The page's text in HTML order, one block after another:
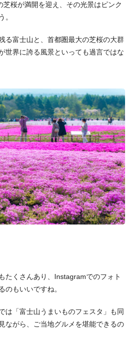
芝桜が満開を迎え、その光景はピンク
。
る富士山と、首都圏最大の芝桜の大群
世界に誇る風景といっても過言ではな
たくさんあり、Instagramでのフォト
のもいいですね。
は「富士山うまいものフェスタ」も同
ながら、ご当地グルメを堪能できるの